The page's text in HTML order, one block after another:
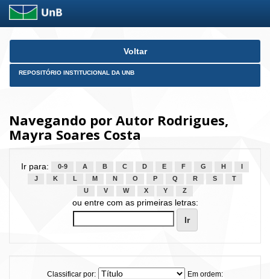
Skip
Voltar
REPOSITÓRIO INSTITUCIONAL DA UNB
Navegando por Autor Rodrigues,
Mayra Soares Costa
Ir para: 0-9 A B C D E F G H
J
K L M N O P Q R S
T
U
V W X Y Z
ou entre com as primeiras letras:
Classificar por:
Em ordem: